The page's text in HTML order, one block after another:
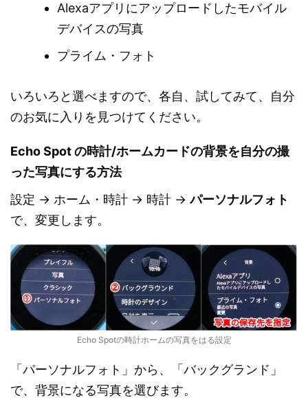
Alexaアプリにアップロードしたモバイル
デバイスの写真
プライム・フォト
いろいろと選べますので、各自、試してみて、自分
のお気に入りを見つけてください。
Echo Spot の時計/ホームカードの背景を自分の撮
った写真にする方法
設定 → ホーム・時計 → 時計 →パーソナルフォト
で、変更します。
Echo Spotの時計ホームの写真をはる設定
「パーソナルフォト」から、「バックグランド」
で、背景になる写真を選びます。